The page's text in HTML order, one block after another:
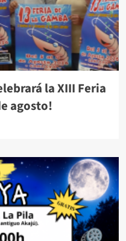
la XIII Feria
agosto!